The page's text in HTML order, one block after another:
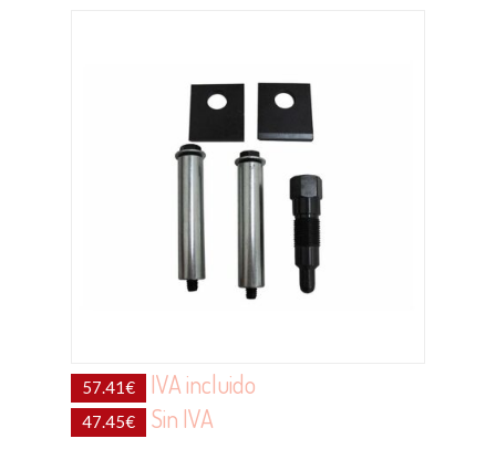
57.41€ IVA incluido
47.45€ Sin IVA